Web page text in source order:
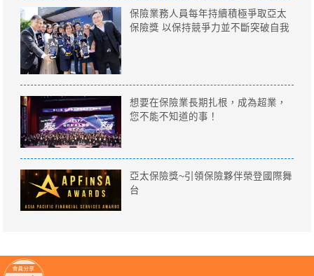
保險業務人員每年持續積極爭取亞太
保險獎 以保持競爭力並不斷突破自我
想要在保險業長期扎根，成為超業，
您不能不知道的事！
亞太保險獎~引領保險夥伴榮登國際舞
台